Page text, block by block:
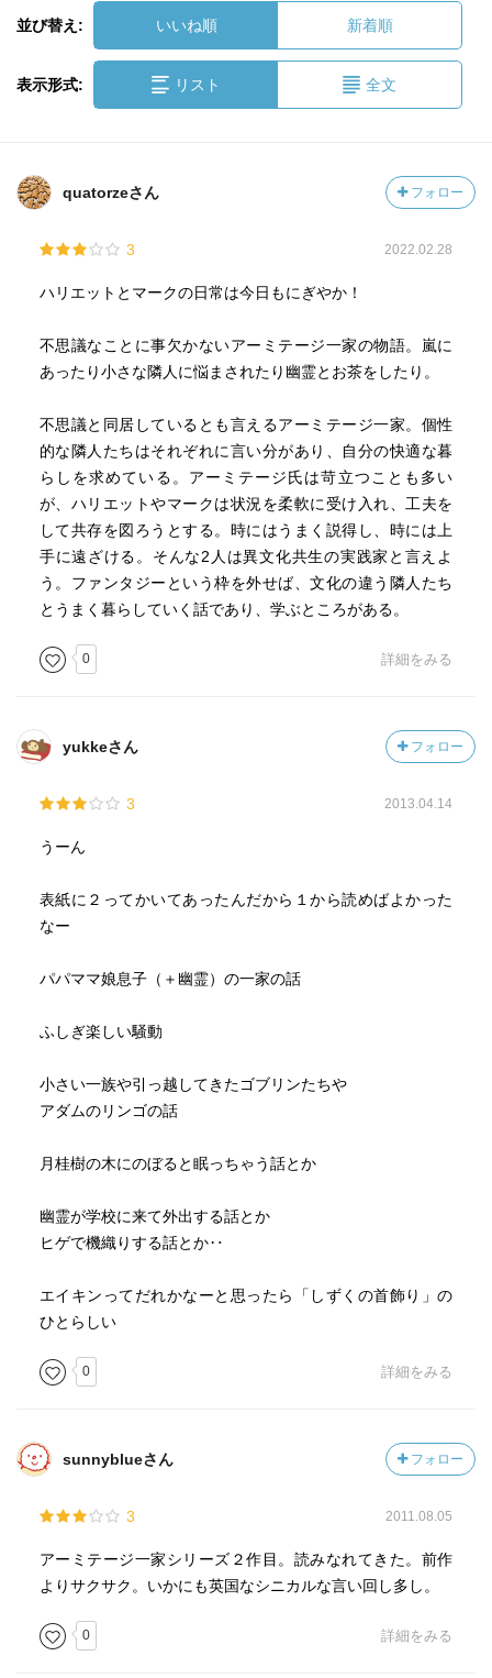
並び替え: いいね順 新着順
表示形式: リスト 全文
quatorzeさん フォロー
3 2022.02.28
ハリエットとマークの日常は今日もにぎやか！
不思議なことに事欠かないアーミテージ一家の物語。嵐に
あったり小さな隣人に悩まされたり幽霊とお茶をしたり。
不思議と同居しているとも言えるアーミテージ一家。個性
的な隣人たちはそれぞれに言い分があり、自分の快適な暮
らしを求めている。アーミテージ氏は苛立つことも多い
が、ハリエットやマークは状況を柔軟に受け入れ、工夫を
して共存を図ろうとする。時にはうまく説得し、時には上
手に遠ざける。そんな2人は異文化共生の実践家と言えよ
う。ファンタジーという枠を外せば、文化の違う隣人たち
とうまく暮らしていく話であり、学ぶところがある。
0 詳細をみる
yukkeさん フォロー
3 2013.04.14
うーん
表紙に２ってかいてあったんだから１から読めばよかった
なー
パパママ娘息子（＋幽霊）の一家の話
ふしぎ楽しい騒動
小さい一族や引っ越してきたゴブリンたちや
アダムのリンゴの話
月桂樹の木にのぼると眠っちゃう話とか
幽霊が学校に来て外出する話とか
ヒゲで機織りする話とか‥
エイキンってだれかなーと思ったら「しずくの首飾り」の
ひとらしい
0 詳細をみる
sunnyblueさん フォロー
3 2011.08.05
アーミテージ一家シリーズ２作目。読みなれてきた。前作
よりサクサク。いかにも英国なシニカルな言い回し多し。
0 詳細をみる